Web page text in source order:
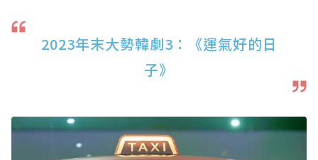
2023年末大勢韓劇3：《運氣好的日
子》